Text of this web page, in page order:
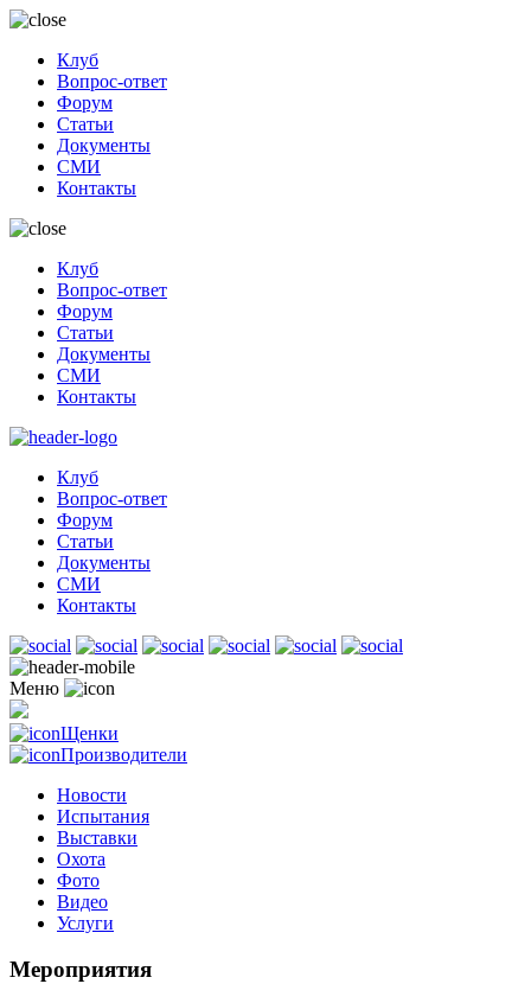
Клуб
Вопрос-ответ
Форум
Статьи
Документы
СМИ
Контакты
Клуб
Вопрос-ответ
Форум
Статьи
Документы
СМИ
Контакты
Клуб
Вопрос-ответ
Форум
Статьи
Документы
СМИ
Контакты
Меню
Щенки
Производители
Новости
Испытания
Выставки
Охота
Фото
Видео
Услуги
Мероприятия